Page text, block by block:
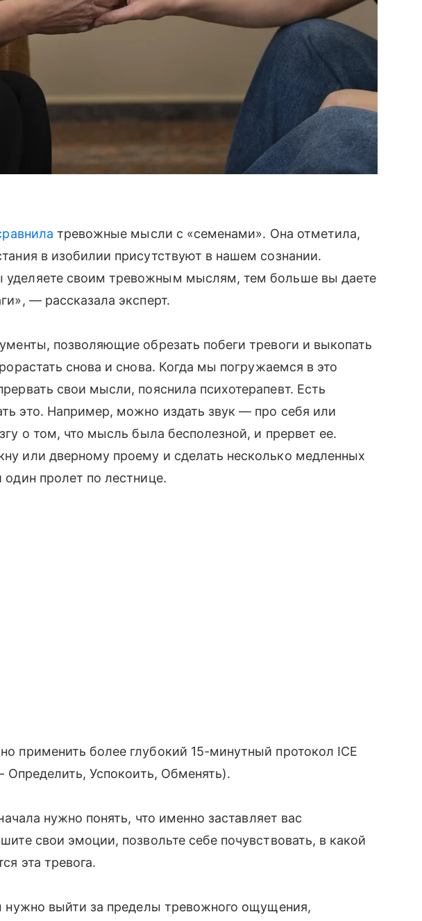
тревожные мысли с «семенами». Она отметила,
в изобилии присутствуют в нашем сознании.
своим тревожным мыслям, тем больше вы даете
— рассказала эксперт.
позволяющие обрезать побеги тревоги и выкопать
снова и снова. Когда мы погружаемся в это
свои мысли, пояснила психотерапевт. Есть
это. Например, можно издать звук — про себя или
о том, что мысль была бесполезной, и прервет ее.
или дверному проему и сделать несколько медленных
один пролет по лестнице.
применить более глубокий 15-минутный протокол ICE
Успокоить, Обменять).
нужно понять, что именно заставляет вас
свои эмоции, позвольте себе почувствовать, в какой
эта тревога.
нужно выйти за пределы тревожного ощущения,